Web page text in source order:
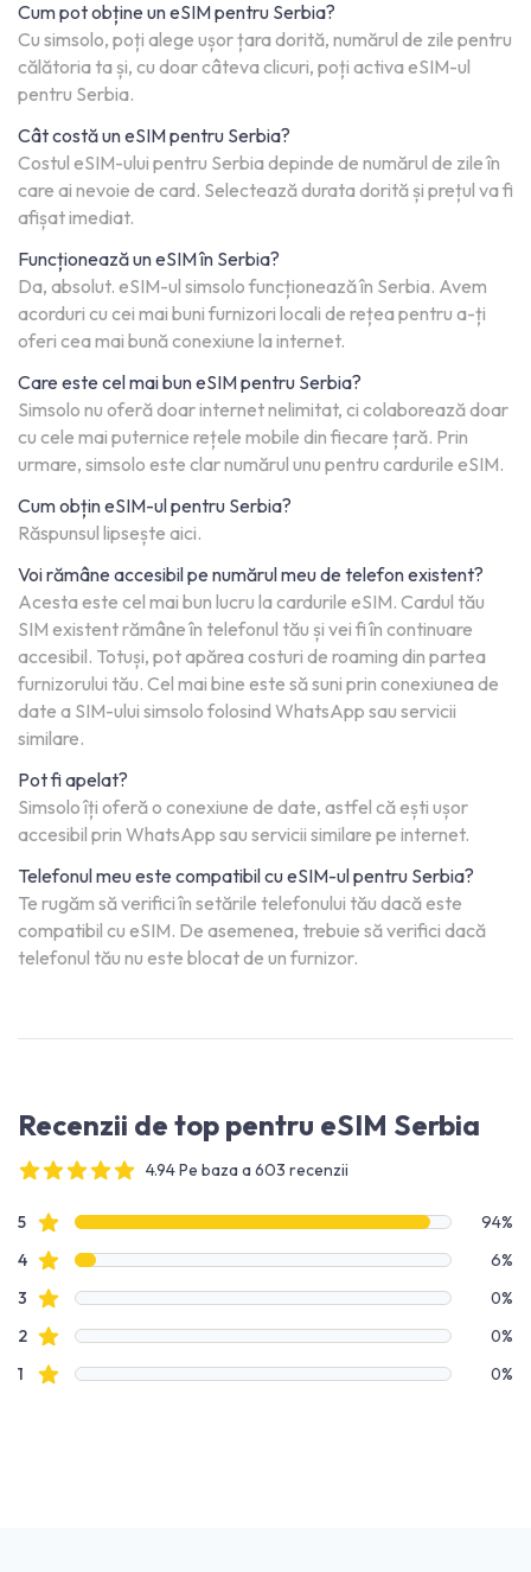
Cum pot obține un eSIM pentru Serbia?
Cu simsolo, poți alege ușor țara dorită, numărul de zile pentru
călătoria ta și, cu doar câteva clicuri, poți activa eSIM-ul
pentru Serbia.
Cât costă un eSIM pentru Serbia?
Costul eSIM-ului pentru Serbia depinde de numărul de zile în
care ai nevoie de card. Selectează durata dorită și prețul va fi
afișat imediat.
Funcționează un eSIM în Serbia?
Da, absolut. eSIM-ul simsolo funcționează în Serbia. Avem
acorduri cu cei mai buni furnizori locali de rețea pentru a-ți
oferi cea mai bună conexiune la internet.
Care este cel mai bun eSIM pentru Serbia?
Simsolo nu oferă doar internet nelimitat, ci colaborează doar
cu cele mai puternice rețele mobile din fiecare țară. Prin
urmare, simsolo este clar numărul unu pentru cardurile eSIM.
Cum obțin eSIM-ul pentru Serbia?
Răspunsul lipsește aici.
Voi rămâne accesibil pe numărul meu de telefon existent?
Acesta este cel mai bun lucru la cardurile eSIM. Cardul tău
SIM existent rămâne în telefonul tău și vei fi în continuare
accesibil. Totuși, pot apărea costuri de roaming din partea
furnizorului tău. Cel mai bine este să suni prin conexiunea de
date a SIM-ului simsolo folosind WhatsApp sau servicii
similare.
Pot fi apelat?
Simsolo îți oferă o conexiune de date, astfel că ești ușor
accesibil prin WhatsApp sau servicii similare pe internet.
Telefonul meu este compatibil cu eSIM-ul pentru Serbia?
Te rugăm să verifici în setările telefonului tău dacă este
compatibil cu eSIM. De asemenea, trebuie să verifici dacă
telefonul tău nu este blocat de un furnizor.
Recenzii de top pentru eSIM Serbia
4.94 Pe baza a 603 recenzii
Date recenzie
5recenzii cu stele
94%
4recenzii cu stele
6%
3 recenzii cu stele
0%
2recenzii cu stele
0%
1 recenzii cu stele 0%